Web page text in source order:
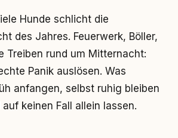
Hunde schlicht die
des Jahres. Feuerwerk, Böller,
Treiben rund um Mitternacht:
Panik auslösen. Was
anfangen, selbst ruhig bleiben
keinen Fall allein lassen.